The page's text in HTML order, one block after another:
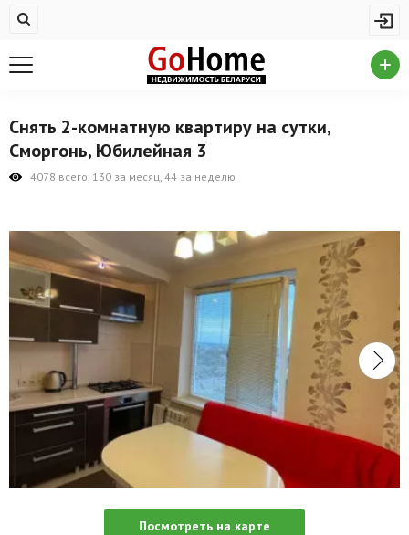
Купить квартиру
На сутки
Новостройки
Комерческая недвижимость
Продажа коммерческой недвижимости
Аренда коммерческой недвижимости
Другие разделы
Новости
Агентства
Ремонт квартир
Грузовое такси
Снять 2-комнатную квартиру на сутки,
Сморгонь, Юбилейная 3
4078 всего, 130 за месяц, 44 за неделю
Посмотреть на карте